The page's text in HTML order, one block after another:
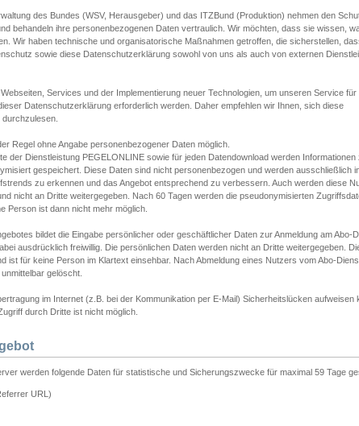
des Bundes (WSV, Herausgeber) und das ITZBund (Produktion) nehmen den
behandeln ihre personenbezogenen Daten vertraulich. Wir möchten, dass sie wissen,
Wir haben technische und organisatorische Maßnahmen getroffen, die sicherstellen,
sowie diese Datenschutzerklärung sowohl von uns als auch von externen
Services und der Implementierung neuer Technologien, um unseren Service für
Datenschutzerklärung erforderlich werden. Daher empfehlen wir Ihnen, sich diese
Regel ohne Angabe personenbezogener Daten möglich.
der Dienstleistung PEGELONLINE sowie für jeden Datendownload werden Informationen
gespeichert. Diese Daten sind nicht personenbezogen und werden ausschließlich
zu erkennen und das Angebot entsprechend zu verbessern. Auch werden diese
nicht an Dritte weitergegeben. Nach 60 Tagen werden die pseudonymisierten
Person ist dann nicht mehr möglich.
bildet die Eingabe persönlicher oder geschäftlicher Daten zur Anmeldung am Abo-
ausdrücklich freiwillig. Die persönlichen Daten werden nicht an Dritte weitergegeben.
ist für keine Person im Klartext einsehbar. Nach Abmeldung eines Nutzers vom Abo-
gelöscht.
im Internet (z.B. bei der Kommunikation per E-Mail) Sicherheitslücken aufweisen
durch Dritte ist nicht möglich.
werden folgende Daten für statistische und Sicherungszwecke für maximal 59 Tage
URL)